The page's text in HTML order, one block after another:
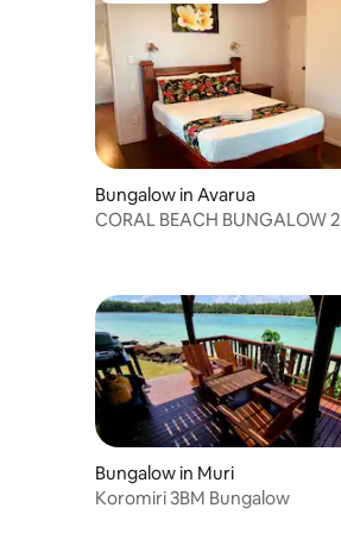
Bungalow in Avarua
CORAL BEACH BUNGALOW 2
Bungalow in Muri
Koromiri 3BM Bungalow